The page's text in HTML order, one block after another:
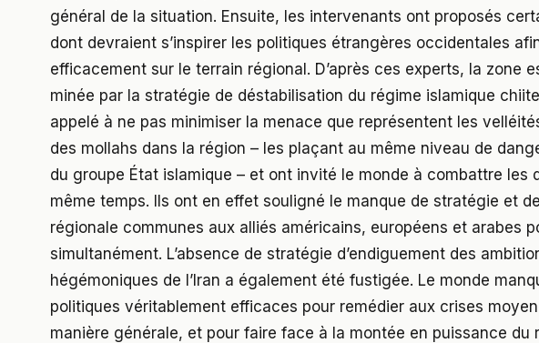
général de la situation. Ensuite, les intervenants ont proposés
dont devraient s’inspirer les politiques étrangères occidentales
efficacement sur le terrain régional. D’après ces experts, la zone
minée par la stratégie de déstabilisation du régime islamique
appelé à ne pas minimiser la menace que représentent les
des mollahs dans la région – les plaçant au même niveau de
du groupe État islamique – et ont invité le monde à combattre les
même temps. Ils ont en effet souligné le manque de stratégie et
régionale communes aux alliés américains, européens et arabes
simultanément. L’absence de stratégie d’endiguement des
hégémoniques de l’Iran a également été fustigée. Le monde
politiques véritablement efficaces pour remédier aux crises
manière générale, et pour faire face à la montée en puissance du